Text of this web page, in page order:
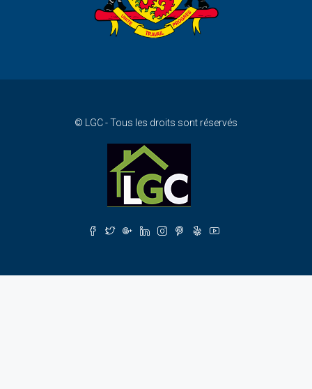
© LGC - Tous les droits sont réservés